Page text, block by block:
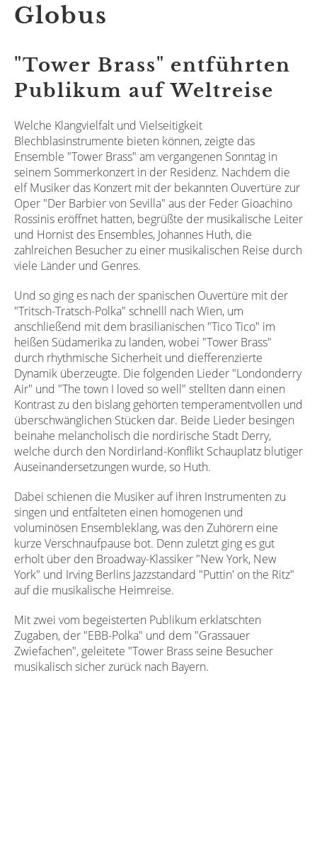
Globus
"Tower Brass" entführten
Publikum auf Weltreise
Welche Klangvielfalt und Vielseitigkeit
Blechblasinstrumente bieten können, zeigte das
Ensemble "Tower Brass" am vergangenen Sonntag in
seinem Sommerkonzert in der Residenz. Nachdem die
elf Musiker das Konzert mit der bekannten Ouvertüre zur
Oper "Der Barbier von Sevilla" aus der Feder Gioachino
Rossinis eröffnet hatten, begrüßte der musikalische Leiter
und Hornist des Ensembles, Johannes Huth, die
zahlreichen Besucher zu einer musikalischen Reise durch
viele Länder und Genres.
Und so ging es nach der spanischen Ouvertüre mit der
"Tritsch-Tratsch-Polka" schnelll nach Wien, um
anschließend mit dem brasilianischen "Tico Tico" im
heißen Südamerika zu landen, wobei "Tower Brass"
durch rhythmische Sicherheit und diefferenzierte
Dynamik überzeugte. Die folgenden Lieder "Londonderry
Air" und "The town I loved so well" stellten dann einen
Kontrast zu den bislang gehörten temperamentvollen und
überschwänglichen Stücken dar. Beide Lieder besingen
beinahe melancholisch die nordirische Stadt Derry,
welche durch den Nordirland-Konflikt Schauplatz blutiger
Auseinandersetzungen wurde, so Huth.
Dabei schienen die Musiker auf ihren Instrumenten zu
singen und entfalteten einen homogenen und
voluminösen Ensembleklang, was den Zuhörern eine
kurze Verschnaufpause bot. Denn zuletzt ging es gut
erholt über den Broadway-Klassiker "New York, New
York" und Irving Berlins Jazzstandard "Puttin' on the Ritz"
auf die musikalische Heimreise.
Mit zwei vom begeisterten Publikum erklatschten
Zugaben, der "EBB-Polka" und dem "Grassauer
Zwiefachen", geleitete "Tower Brass seine Besucher
musikalisch sicher zurück nach Bayern.